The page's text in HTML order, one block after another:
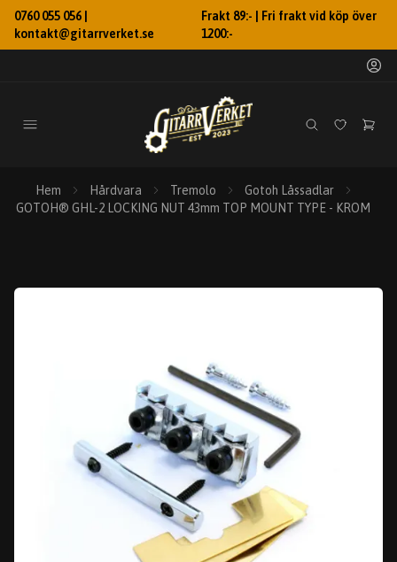
0760 055 056 |
kontakt@gitarrverket.se
Frakt 89:- | Fri frakt vid köp över
1200:-
Hem Hårdvara Tremolo
Gotoh Låssadlar
GOTOH® GHL-2 LOCKING NUT 43mm TOP MOUNT TYPE - KROM